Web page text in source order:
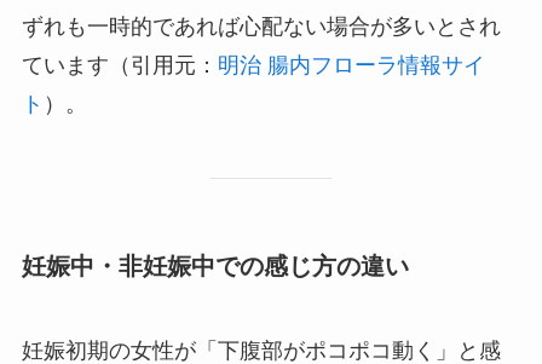
ずれも一時的であれば心配ない場合が多いとされ
ています（引用元： 明治 腸内フローラ情報サイ
ト ）。
妊娠中・非妊娠中での感じ方の違い
妊娠初期の女性が「下腹部がポコポコ動く」と感